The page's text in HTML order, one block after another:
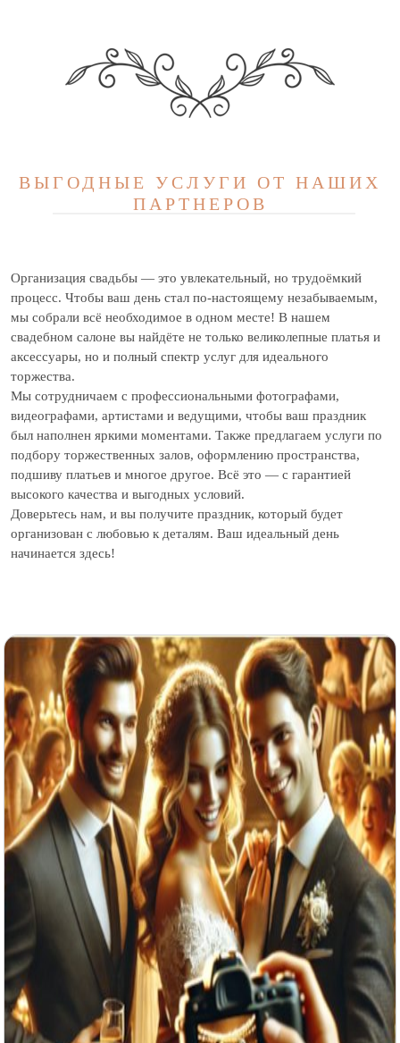
ВЫГОДНЫЕ УСЛУГИ ОТ НАШИХ
ПАРТНЕРОВ
Организация свадьбы — это увлекательный, но трудоёмкий
процесс. Чтобы ваш день стал по-настоящему незабываемым,
мы собрали всё необходимое в одном месте! В нашем
свадебном салоне вы найдёте не только великолепные платья и
аксессуары, но и полный спектр услуг для идеального
торжества.
Мы сотрудничаем с профессиональными фотографами,
видеографами, артистами и ведущими, чтобы ваш праздник
был наполнен яркими моментами. Также предлагаем услуги по
подбору торжественных залов, оформлению пространства,
подшиву платьев и многое другое. Всё это — с гарантией
высокого качества и выгодных условий.
Доверьтесь нам, и вы получите праздник, который будет
организован с любовью к деталям. Ваш идеальный день
начинается здесь!